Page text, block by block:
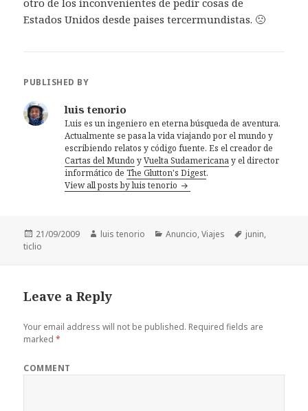
otro de los inconvenientes de pedir cosas de
Estados Unidos desde paises tercermundistas. 🙁
PUBLISHED BY
luis tenorio
Luis es un ingeniero en eterna búsqueda de aventura.
Actualmente se pasa la vida viajando por el mundo y
escribiendo relatos y código fuente. Es el creador de
Cartas del Mundo yVuelta Sudamericanay el director
informático deThe Glutton's Digest.
View all posts by luis tenorio
Posted
on
21/09/2009 Author
luis tenorio Categories
Anuncio,Viajes Tags
junin,
ticlio
Leave a Reply
Your email address will not be published. Required fields are
marked*
COMMENT